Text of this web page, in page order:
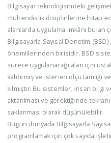
Bilgisayar teknolojisindeki
mühendislik disiplinlerine hitap
alanlarda uygulama imkânı bulan
Bilgisayarla Sayısal Denetim (BSD)
önemlilerinden birisidir. BSD
sürece uygulanacağı alan için
kaldırmış ve istenen ölçü tamlığı
kılmıştır. Bu sistemler, insan bilgi
aktarılması ve gerektiğinde
saklanması olarak düşünülebilir.
Bugün dünyada Bilgisayarla
programlamak için çok sayıda